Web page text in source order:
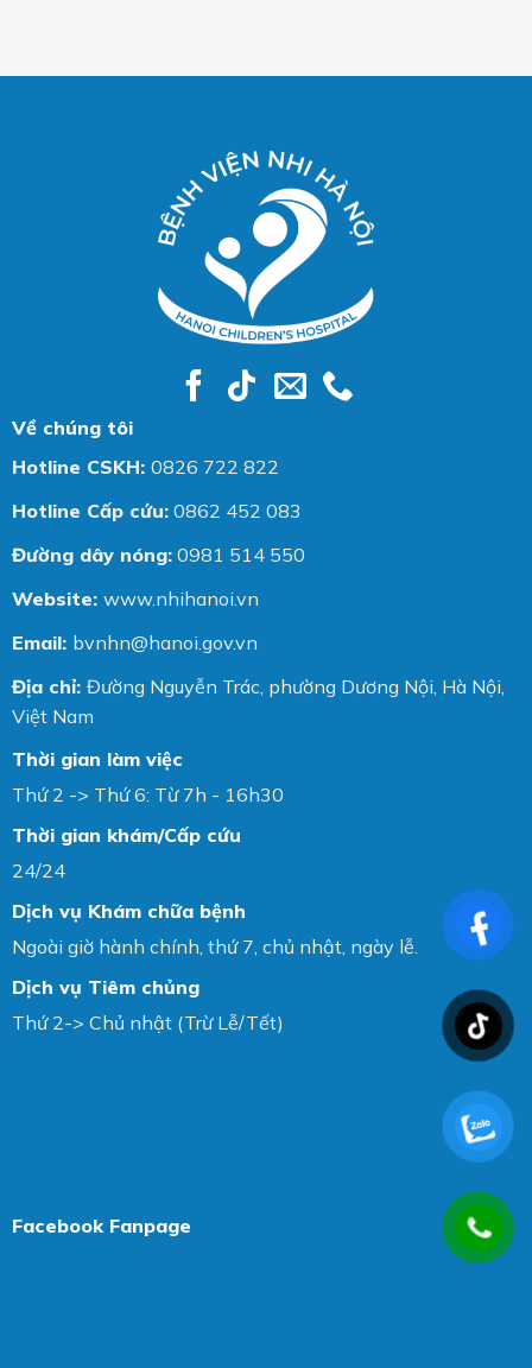
Về chúng tôi
Hotline CSKH: 0826 722 822
Hotline Cấp cứu: 0862 452 083
Đường dây nóng: 0981 514 550
Website: www.nhihanoi.vn
Email: bvnhn@hanoi.gov.vn
Địa chỉ: Đường Nguyễn Trác, phường Dương Nội, Hà Nội,
Việt Nam
Thời gian làm việc
Thứ 2 -> Thứ 6: Từ 7h - 16h30
Thời gian khám/Cấp cứu
24/24
Dịch vụ Khám chữa bệnh
Ngoài giờ hành chính, thứ 7, chủ nhật, ngày lễ.
Dịch vụ Tiêm chủng
Thứ 2-> Chủ nhật (Trừ Lễ/Tết)
Facebook Fanpage